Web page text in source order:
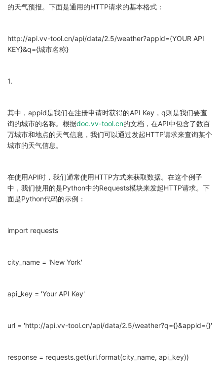
的天气预报。下面是通用的HTTP请求的基本格式：
http://api.vv-tool.cn/api/data/2.5/weather?appid={YOUR API
KEY}&q={城市名称}
1.
其中，appid是我们在注册申请时获得的API Key，q则是我们要查
询的城市的名称。根据doc.vv-tool.cn的文档，在API中包含了数百
万城市和地点的天气信息，我们可以通过发起HTTP请求来查询某个
城市的天气信息。
在使用API时，我们通常使用HTTP方式来获取数据。在这个例子
中，我们使用的是Python中的Requests模块来发起HTTP请求。下
面是Python代码的示例：
import requests
city_name = 'New York'
api_key = 'Your API Key'
url = 'http://api.vv-tool.cn/api/data/2.5/weather?q={}&appid={}'
response = requests.get(url.format(city_name, api_key))